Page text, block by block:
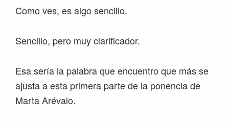
Como ves, es algo sencillo.
Sencillo, pero muy clarificador.
Esa sería la palabra que encuentro que más se
ajusta a esta primera parte de la ponencia de
Marta Arévalo.